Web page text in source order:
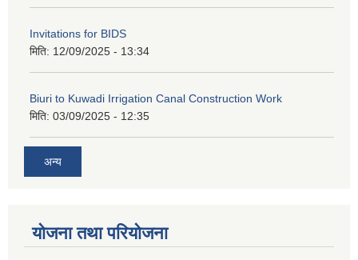
Invitations for BIDS
मिति: 12/09/2025 - 13:34
Biuri to Kuwadi Irrigation Canal Construction Work
मिति: 03/09/2025 - 12:35
अन्य
योजना तथा परियोजना